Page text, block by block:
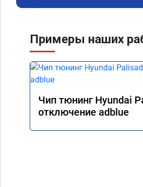
Примеры наших
Чип тюнинг Hyundai
отключение adblue